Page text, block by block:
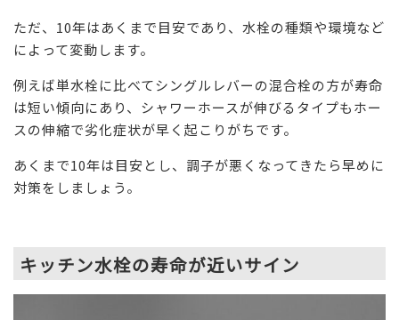
ただ、10年はあくまで目安であり、水栓の種類や環境など
によって変動します。
例えば単水栓に比べてシングルレバーの混合栓の方が寿命
は短い傾向にあり、シャワーホースが伸びるタイプもホー
スの伸縮で劣化症状が早く起こりがちです。
あくまで10年は目安とし、調子が悪くなってきたら早めに
対策をしましょう。
キッチン水栓の寿命が近いサイン